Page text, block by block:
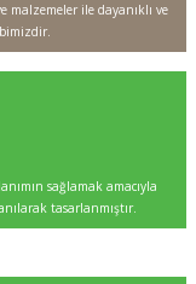
malzemeler ile dayanıklı ve
sağlamak amacıyla
tasarlanmıştır.